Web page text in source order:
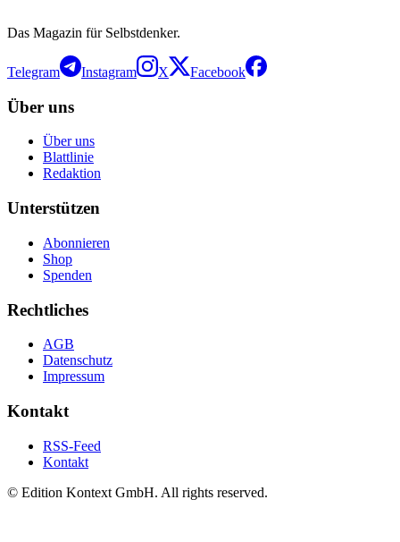
Das Magazin für Selbstdenker.
Telegram Instagram X Facebook
Über uns
Über uns
Blattlinie
Redaktion
Unterstützen
Abonnieren
Shop
Spenden
Rechtliches
AGB
Datenschutz
Impressum
Kontakt
RSS-Feed
Kontakt
© Edition Kontext GmbH. All rights reserved.